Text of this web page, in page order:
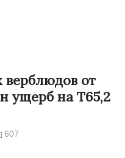
от
ущерб на Т65,2
607